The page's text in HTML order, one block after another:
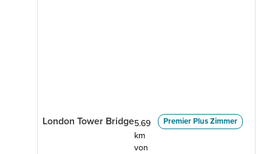
London Tower Bridge5.69
km
von
Premier Plus Zimmer